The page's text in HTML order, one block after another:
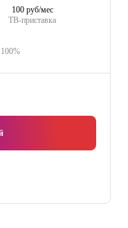
ТВ-приставка
100 руб/мес
100%